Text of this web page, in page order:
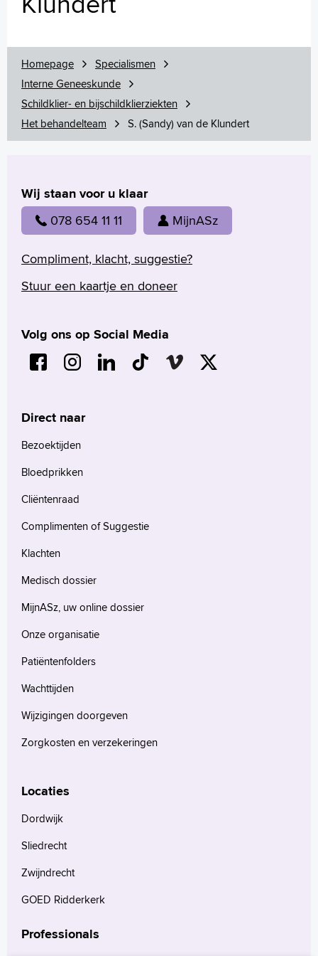
Wetenschappelijk onderzoek
Homepage
Praktische informatie
Medewerkers
Contact
English
Polski
Türkçe
Arabisch
Homepage
Specialismen
Interne Geneeskunde
Schildklier- en bijschildklierziekten
Het behandelteam
S. (Sandy) van de Klundert
Wij staan voor u klaar
078 654 11 11 MijnASz
Compliment, klacht, suggestie?
Stuur een kaartje en doneer
Volg ons op Social Media
Direct naar
Bezoektijden
Bloedprikken
Cliëntenraad
Complimenten of Suggestie
Klachten
Medisch dossier
MijnASz, uw online dossier
Onze organisatie
Patiëntenfolders
Wachttijden
Wijzigingen doorgeven
Zorgkosten en verzekeringen
Locaties
Dordwijk
Sliedrecht
Zwijndrecht
GOED Ridderkerk
Professionals